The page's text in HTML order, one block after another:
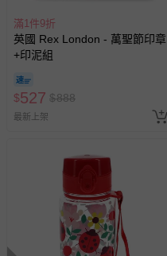
滿1件9折
英國 Rex London - 萬聖節印章
+印泥組
$527 $888
最新上架